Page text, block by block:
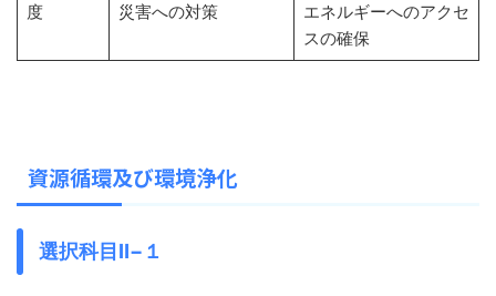
度
災害への対策
エネルギーへのアクセ
スの確保
資源循環及び環境浄化
選択科目Ⅱ−１